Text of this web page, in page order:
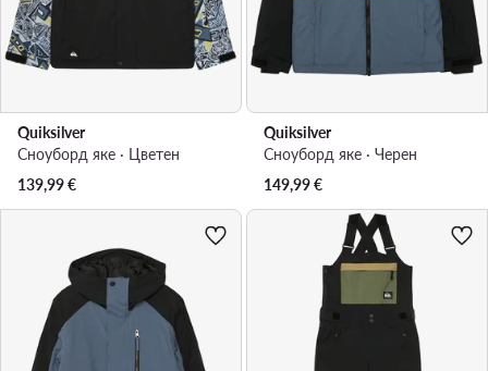
Quiksilver
Сноуборд яке · Цветен
139,99€
Quiksilver
Сноуборд яке · Черен
149,99€